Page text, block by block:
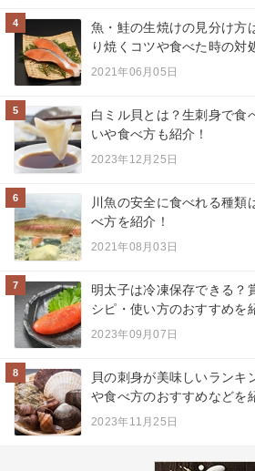
4
魚・鮭の生焼けの見分け方
り焼くコツや食べた時の対
2021年06月05日
5
白ミル貝とは？生刺身で食
いや食べ方も紹介！
2023年12月25日
6
川魚の安全に食べれる種類
べ方を紹介！
2021年08月03日
7
明太子は冷凍保存できる？
シピ・使い方のおすすめを
2023年09月07日
8
貝の刺身が美味しいランキ
や食べ方のおすすめなどを
2023年11月25日